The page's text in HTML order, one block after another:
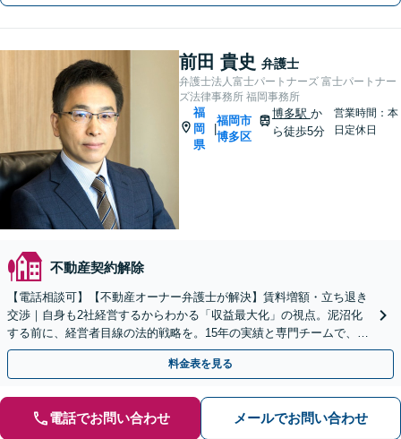
分】
前田 貴史 弁護士
弁護士法人富士パートナーズ 富士パートナー
ズ法律事務所 福岡事務所
福
岡
県
福岡市
博多区
博多駅 か
ら徒歩5分
営業時間：本
日定休日
不動産契約解除
【電話相談可】【不動産オーナー弁護士が解決】賃料増額・立ち退き
交渉｜自身も2社経営するからわかる「収益最大化」の視点。泥沼化
する前に、経営者目線の法的戦略を。15年の実績と専門チームで、オ
ーナー様の正当な権利を守ります【顧問先企業60社超】
料金表を見る
電話でお問い合わせ メールでお問い合わせ